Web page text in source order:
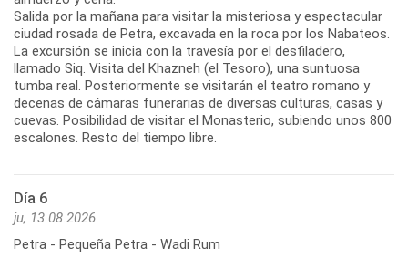
Salida por la mañana para visitar la misteriosa y espectacular
ciudad rosada de Petra, excavada en la roca por los Nabateos.
La excursión se inicia con la travesía por el desfiladero,
llamado Siq. Visita del Khazneh (el Tesoro), una suntuosa
tumba real. Posteriormente se visitarán el teatro romano y
decenas de cámaras funerarias de diversas culturas, casas y
cuevas. Posibilidad de visitar el Monasterio, subiendo unos 800
escalones. Resto del tiempo libre.
Día 6
ju, 13.08.2026
Petra - Pequeña Petra - Wadi Rum